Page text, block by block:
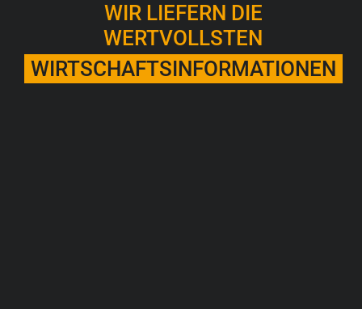
WIR LIEFERN DIE
WERTVOLLSTEN
WIRTSCHAFTSINFORMATIONEN